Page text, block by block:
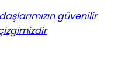
güvenilir